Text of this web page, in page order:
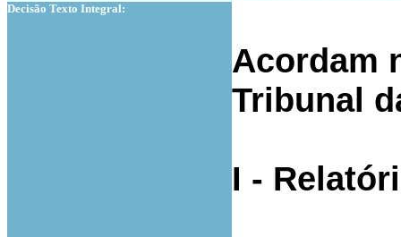
Decisão Texto Integral:
Acordam
Tribunal
I -